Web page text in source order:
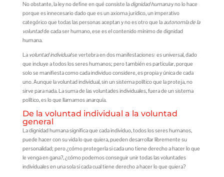
No obstante, la ley no define en qué consiste la dignidad humanay no lo hace
porque es innecesario dado que es un axioma jurídico, un imperativo
categórico que todas las personas aceptan y no es otro que la autonomía de la
voluntadde cada ser humano, ese es el contenido mínimo de dignidad
humana.
La voluntad individualse vertebra en dos manifestaciones: es universal, dado
que incluye a todos los seres humanos; pero también es particular, porque
solo se manifiesta como cada individuo considere, es propia y única de cada
uno. Aunque la voluntad individual, sin un sistema político que la proteja, no
sirve para nada. La suma de las voluntades individuales, fuera de un sistema
político, es lo que llamamos anarquía.
De la voluntad individual a la voluntad
general
La dignidad humana significa que cada individuo, todos los seres humanos,
puede hacer con su vida lo que quiera, pueden desarrollar libremente su
personalidad; pero ¿cómo protegerla si cada uno tiene derecho a hacer lo que
le venga en gana?, ¿cómo podemos conseguir unir todas las voluntades
individuales en una sola si cada cual tiene derecho a hacer lo que quiera?